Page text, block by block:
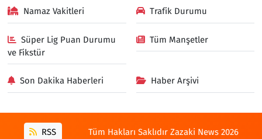
Namaz Vakitleri Trafik Durumu
Süper Lig Puan Durumu
ve Fikstür
Tüm Manşetler
Son Dakika Haberleri Haber Arşivi
RSS Tüm Hakları Saklıdır Zazaki News 2026